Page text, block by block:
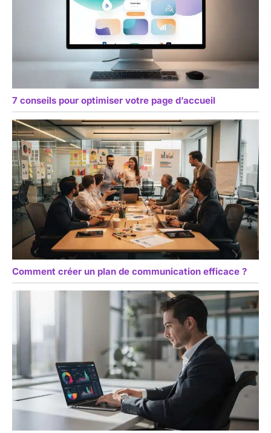
7 conseils pour optimiser votre page d’accueil
Comment créer un plan de communication efficace ?